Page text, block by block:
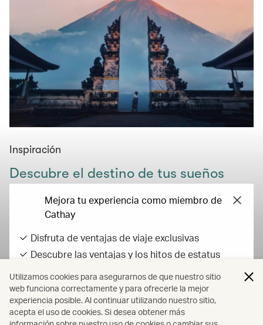
Inspiración
Descubre el destino de tus sueños
Encuentra inspiración en nuestras guías de viaje,
consejos e ideas, y empieze a planificar tu próxima
aventura hoy mismo.
Más información
Todas las tarifas incluyen los impuestos y recargos determinados por
la compañía aérea Todas las tarifas, impuestos gubernamentales y
recargos pueden cambiar en cualquier momento.
Mejora tu experiencia como miembro de
Cathay
Disfruta de ventajas de viaje exclusivas
Descubre las ventajas y los hitos de estatus
Iniciar sesión o registrarse
Utilizamos cookies para asegurarnos de que nuestro sitio
web funciona correctamente y para ofrecerle la mejor
experiencia posible. Al continuar utilizando nuestro sitio,
acepta el uso de cookies. Si desea obtener más